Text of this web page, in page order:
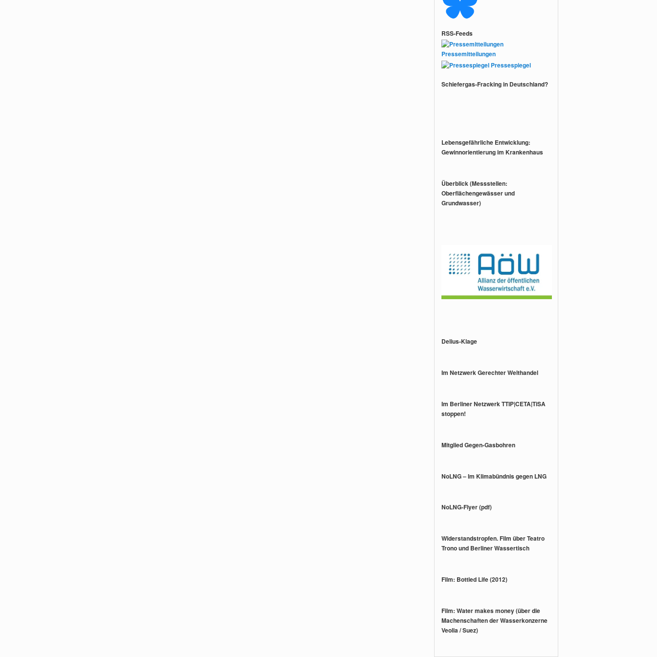
RSS-Feeds
Pressemitteilungen
Pressespiegel
Schiefergas-Fracking in Deutschland?
Lebensgefährliche Entwicklung:
Gewinnorientierung im Krankenhaus
Überblick (Messstellen:
Oberflächengewässer und
Grundwasser)
Delius-Klage
Im Netzwerk Gerechter Welthandel
Im Berliner Netzwerk TTIP|CETA|TiSA
stoppen!
Mitglied Gegen-Gasbohren
NoLNG – Im Klimabündnis gegen LNG
NoLNG-Flyer (pdf)
Widerstandstropfen. Film über Teatro
Trono und Berliner Wassertisch
Film: Bottled Life (2012)
Film: Water makes money (über die
Machenschaften der Wasserkonzerne
Veolia / Suez)